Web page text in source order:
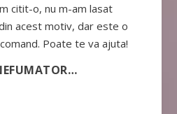
citit-o, nu m-am lasat
acest motiv, dar este o
Poate te va ajuta!